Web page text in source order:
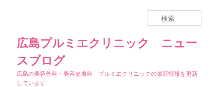
広島プルミエクリニック ニュー
スブログ
広島の美容外科・美容皮膚科 プルミエクリニックの最新情報を更新
しています
索